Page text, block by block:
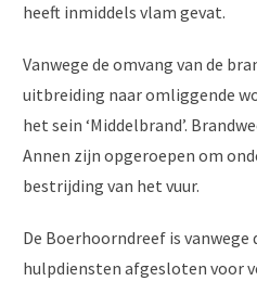
heeft inmiddels vlam gevat.
Vanwege de omvang van de
uitbreiding naar omliggende
het sein ‘Middelbrand’.
Annen zijn opgeroepen om
bestrijding van het vuur.
De Boerhoorndreef is vanwege
hulpdiensten afgesloten voor